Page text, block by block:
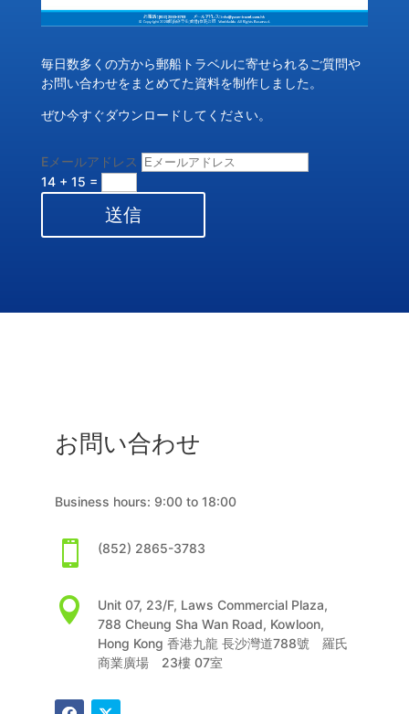
毎日数多くの方から郵船トラベルに寄せられるご質問や
お問い合わせをまとめてた資料を制作しました。
ぜひ今すぐダウンロードしてください。
Eメールアドレス
14 + 15 =
送信
お問い合わせ
Business hours: 9:00 to 18:00
 (852) 2865-3783

Unit 07, 23/F, Laws Commercial Plaza,
788 Cheung Sha Wan Road, Kowloon,
Hong Kong 香港九龍 長沙灣道788號 羅氏
商業廣場 23樓 07室